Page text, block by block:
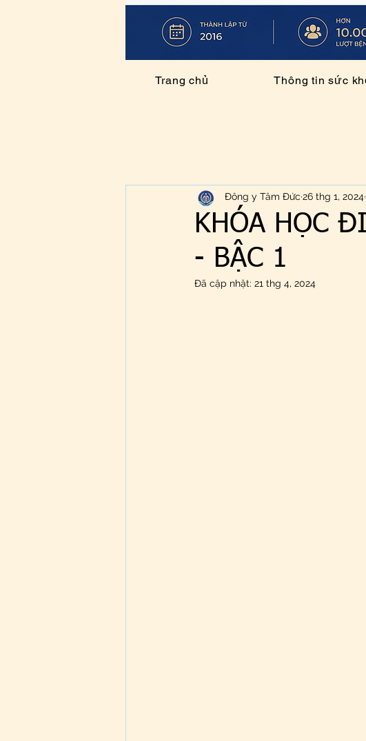
Trang chủ Thông tin sức
KHÓA HỌC
- BẬC 1
Đông y Tâm Đức 26 thg 1, 2024
Đã cập nhật: 21 thg 4, 2024